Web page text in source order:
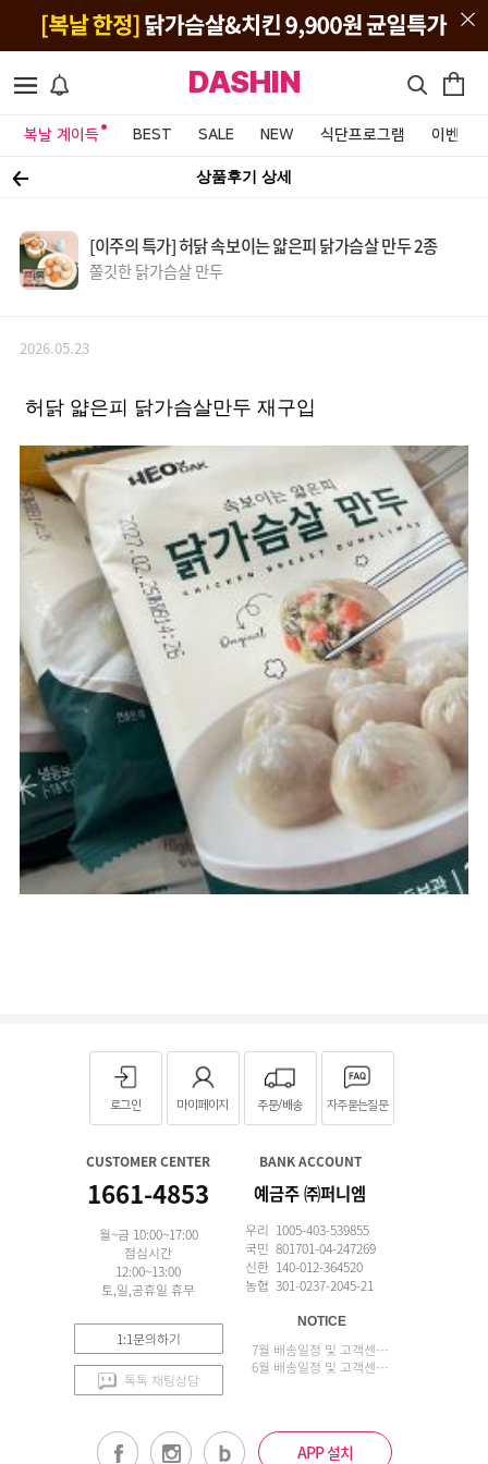
DASHIN
복날 계이득 BEST SALE NEW 식단프로그램 이벤트&
상품후기 상세
[이주의 특가] 허닭 속보이는 얇은피 닭가슴살 만두 2종
쫄깃한 닭가슴살 만두
2026.05.23
허닭 얇은피 닭가슴살만두 재구입
로그인 마이페이지 주문/배송 자주묻는질문
CUSTOMER CENTER
1661-4853
월~금 10:00~17:00
점심시간
12:00~13:00
토,일,공휴일 휴무
1:1문의하기
톡톡 채팅상담
BANK ACCOUNT
예금주 ㈜퍼니엠
우리 1005-403-539855
국민 801701-04-247269
신한 140-012-364520
농협 301-0237-2045-21
NOTICE
7월 배송일정 및 고객센터 업무 안내
6월 배송일정 및 고객센터 업무 안내
APP 설치